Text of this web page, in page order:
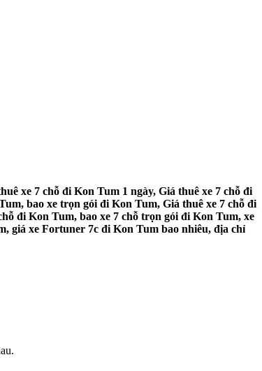
xe 7 chỗ đi Kon Tum 1 ngày, Giá thuê xe 7 chỗ đi
bao xe trọn gói đi Kon Tum, Giá thuê xe 7 chỗ đi
đi Kon Tum, bao xe 7 chỗ trọn gói đi Kon Tum, xe
giá xe Fortuner 7c đi Kon Tum bao nhiêu, địa chỉ